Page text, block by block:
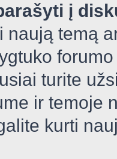
į
naują temą
turite
ir temoje
kurti